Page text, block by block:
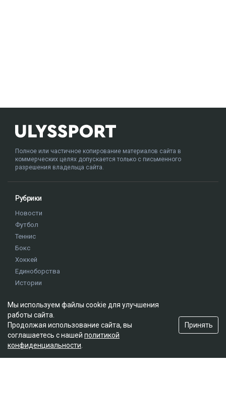
Полное или частичное копирование материалов сайта в
коммерческих целях допускается только с письменного
разрешения владельца сайта.
Рубрики
Новости
Футбол
Теннис
Бокс
Хоккей
Единоборства
Истории
Редакция
О проекте
Правила сайта
Мы используем файлы cookie для улучшения
работы сайта.
Продолжая использование сайта, вы
соглашаетесь с нашей политикой
конфиденциальности
Принять